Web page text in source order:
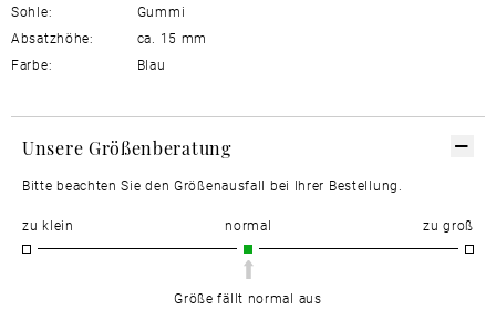
Sohle:
Gummi
Absatzhöhe:
ca. 15 mm
Farbe:
Blau
Unsere Größenberatung
Bitte beachten Sie den Größenausfall bei Ihrer Bestellung.
zu klein normal zu groß
Größe fällt normal aus